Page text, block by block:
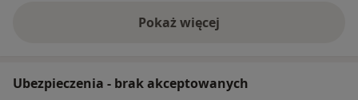
Pokaż więcej
o adresie
Ubezpieczenia - brak akceptowanych